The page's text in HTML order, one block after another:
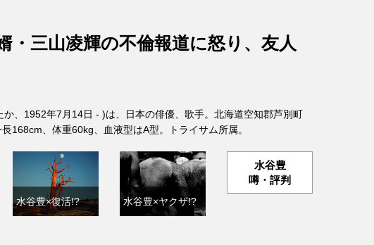
・三山凌輝の不倫報道に怒り、友人
、1952年7月14日 - )は、日本の俳優、歌手。北海道空知郡芦別町
168cm、体重60kg、血液型はA型。トライサム所属。
水谷豊×復活!? 水谷豊×ヤクザ!?
水谷豊
噂・評判